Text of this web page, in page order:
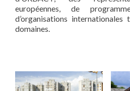
européennes, de
d’organisations internationales
domaines.